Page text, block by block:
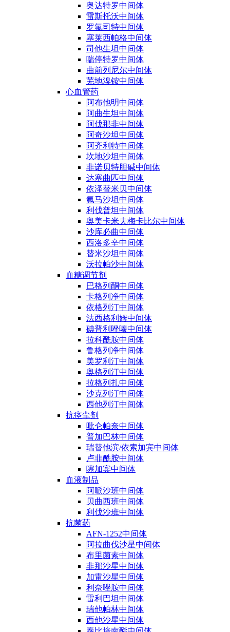
奥达特罗中间体
雷斯托沃中间体
罗氟司特中间体
塞莱西帕格中间体
司他生坦中间体
喘停特罗中间体
曲前列尼尔中间体
芜地溴铵中间体
心血管药
阿布他明中间体
阿曲生坦中间体
阿伐那非中间体
阿奇沙坦中间体
阿齐利特中间体
坎地沙坦中间体
非诺贝特胆碱中间体
达塞曲匹中间体
依泽替米贝中间体
氟马沙坦中间体
利伐普坦中间体
奥美卡米夫梅卡比尔中间体
沙库必曲中间体
西洛多辛中间体
替米沙坦中间体
沃拉帕沙中间体
血糖调节剂
巴格列酮中间体
卡格列净中间体
依格列汀中间体
法西格利姆中间体
碘普利唑嗪中间体
拉科酰胺中间体
鲁格列净中间体
美罗利汀中间体
奥格列汀中间体
拉格列扎中间体
沙克列汀中间体
西他列汀中间体
抗痉挛剂
吡仑帕奈中间体
普加巴林中间体
瑞替他滨/依索加宾中间体
卢非酰胺中间体
噻加宾中间体
血液制品
阿哌沙班中间体
贝曲西班中间体
利伐沙班中间体
抗菌药
AFN-1252中间体
阿拉曲伐沙星中间体
布里菌素中间体
非那沙星中间体
加雷沙星中间体
利奈唑胺中间体
雷利巴坦中间体
瑞他帕林中间体
西他沙星中间体